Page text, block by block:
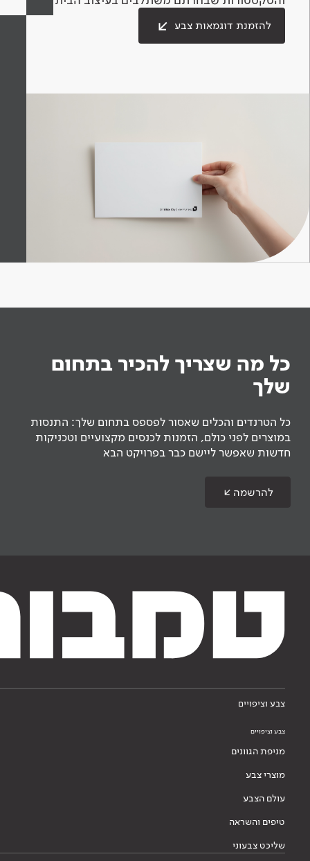
להזמנת דוגמאות צבע
כל מה שצריך להכיר בתחום
שלך
כל הטרנדים והכלים שאסור לפספס בתחום שלך: התנסות
במוצרים לפני כולם, הזמנות לכנסים מקצועיים וטכניקות
חדשות שאפשר ליישם כבר בפרויקט הבא
להרשמה
צבע וציפויים
צבע וציפויים
מניפת הגוונים
מוצרי צבע
עולם הצבע
טיפים והשראה
שליכט צבעוני